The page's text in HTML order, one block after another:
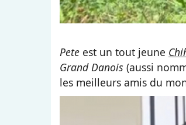
Pete est un tout jeune
Grand Danois (aussi
les meilleurs amis du